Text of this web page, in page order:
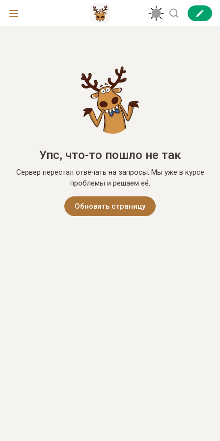
Упс, что-то пошло не так
Сервер перестал отвечать на запросы. Мы уже в курсе
проблемы и решаем её.
Обновить страницу